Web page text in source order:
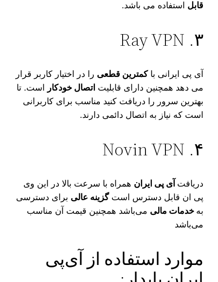
قابل استفاده می‌ باشد.
۳. Ray VPN
آی‌ پی ایرانی باکمترین قطعی را در اختیار کاربر قرار
می‌ دهد همچنین دارای قابلیت اتصال خودکار است. تا
بهترین سرور را دریافت کنید مناسب برای کاربرانی
است که نیاز به اتصال دائمی دارند.
۴. Novin VPN
دریافت آی‌ پی ایران همراه با سرعت بالا در این وی
پی ان قابل دسترس استگزینه عالی برای دسترسی
به خدمات مالی می‌باشد همچنین قیمت آن مناسب
می‌باشد
موارد استفاده از آی‌پی